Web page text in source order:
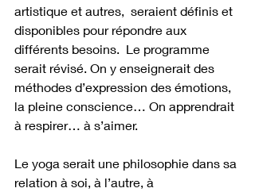
artistique et autres,  seraient définis et
disponibles pour répondre aux
différents besoins.  Le programme
serait révisé. On y enseignerait des
méthodes d’expression des émotions,
la pleine conscience… On apprendrait
à respirer… à s’aimer.
Le yoga serait une philosophie dans sa
relation à soi, à l’autre, à